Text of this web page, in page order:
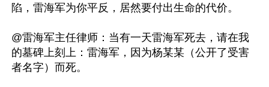
陷，雷海军为你平反，居然要付出生命的代价。
@雷海军主任律师：当有一天雷海军死去，请在我
的墓碑上刻上：雷海军，因为杨某某（公开了受害
者名字）而死。